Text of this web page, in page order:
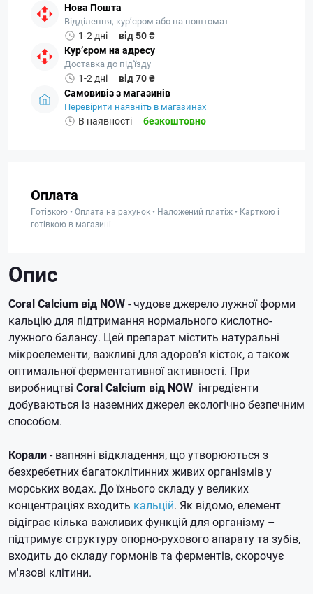
Нова Пошта
Відділення, кур’єром або на поштомат
1-2 дні
від 50 ₴
Кур’єром на адресу
Доставка до під'їзду
1-2 дні
від 70 ₴
Самовивіз з магазинів
Перевірити наявніть в магазинах
В наявності безкоштовно
Оплата
Готівкою • Оплата на рахунок • Наложений платіж • Карткою і
готівкою в магазині
Опис
Coral Calcium від NOW- чудове джерело лужної форми
кальцію для підтримання нормального кислотно-
лужного балансу. Цей препарат містить натуральні
мікроелементи, важливі для здоров'я кісток, а також
оптимальної ферментативної активності. При
виробництві Coral Calcium від NOW інгредієнти
добуваються із наземних джерел екологічно безпечним
способом.
Корали- вапняні відкладення, що утворюються з
безхребетних багатоклітинних живих організмів у
морських водах. До їхнього складу у великих
концентраціях входить кальцій. Як відомо, елемент
відіграє кілька важливих функцій для організму –
підтримує структуру опорно-рухового апарату та зубів,
входить до складу гормонів та ферментів, скорочує
м'язові клітини.